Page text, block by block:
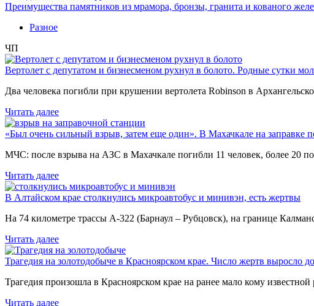
Преимущества памятников из мрамора, бронзы, гранита и кованого
Разное
ЧП
Вертолет с депутатом и бизнесменом рухнул в болото. Родные сутки
Два человека погибли при крушении вертолета Robinson в
Читать далее
«Был очень сильный взрыв, затем еще один». В Махачкале на заправке
МЧС: после взрыва на АЗС в Махачкале погибли 11 человек, более 20
Читать далее
В Алтайском крае столкнулись микроавтобус и минивэн, есть жертвы
На 74 километре трассы А-322 (Барнаул – Рубцовск), на границе
Читать далее
Трагедия на золотодобыче в Красноярском крае. Число жертв выросло
Трагедия произошла в Красноярском крае на ранее мало кому
Читать далее